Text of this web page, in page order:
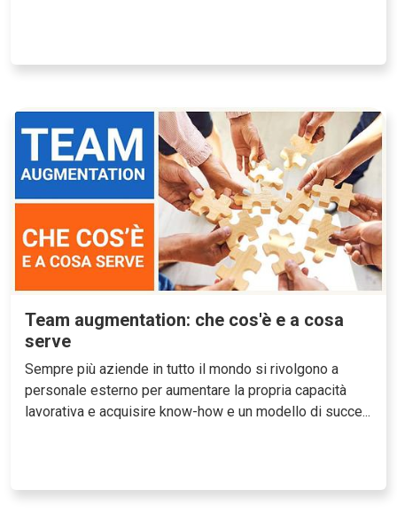
Team augmentation: che cos'è e a cosa
serve
Sempre più aziende in tutto il mondo si rivolgono a
personale esterno per aumentare la propria capacità
lavorativa e acquisire know-how e un modello di succe...